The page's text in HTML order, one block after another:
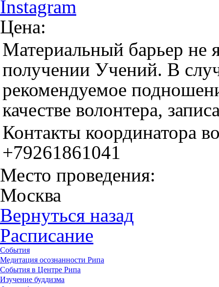
Цена:
Материальный барьер не
получении Учений. В
рекомендуемое
качестве волонтера,
Контакты координатора
+79261861041
Место проведения:
Москва
Вернуться назад
Расписание
События
Медитация осознанности Рипа
События в Центре Рипа
Изучение буддизма